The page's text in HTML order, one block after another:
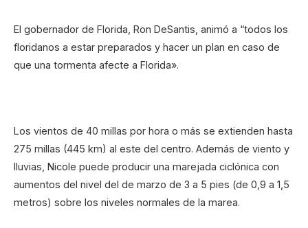
El gobernador de Florida, Ron DeSantis, animó a “todos los
floridanos a estar preparados y hacer un plan en caso de
que una tormenta afecte a Florida».
Los vientos de 40 millas por hora o más se extienden hasta
275 millas (445 km) al este del centro. Además de viento y
lluvias, Nicole puede producir una marejada ciclónica con
aumentos del nivel del de marzo de 3 a 5 pies (de 0,9 a 1,5
metros) sobre los niveles normales de la marea.